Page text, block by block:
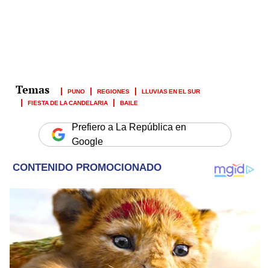
PUNO REGIONES
LLUVIAS EN EL SUR
FIESTA DE LA CANDELARIA
BAILE
Prefiero a La República en
Google